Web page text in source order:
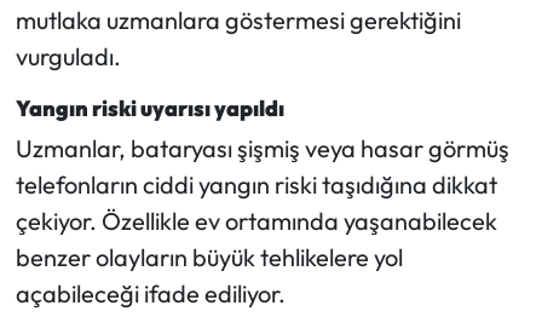
mutlaka uzmanlara göstermesi gerektiğini
vurguladı.
Yangın riski uyarısı yapıldı
Uzmanlar, bataryası şişmiş veya hasar görmüş
telefonların ciddi yangın riski taşıdığına dikkat
çekiyor. Özellikle ev ortamında yaşanabilecek
benzer olayların büyük tehlikelere yol
açabileceği ifade ediliyor.